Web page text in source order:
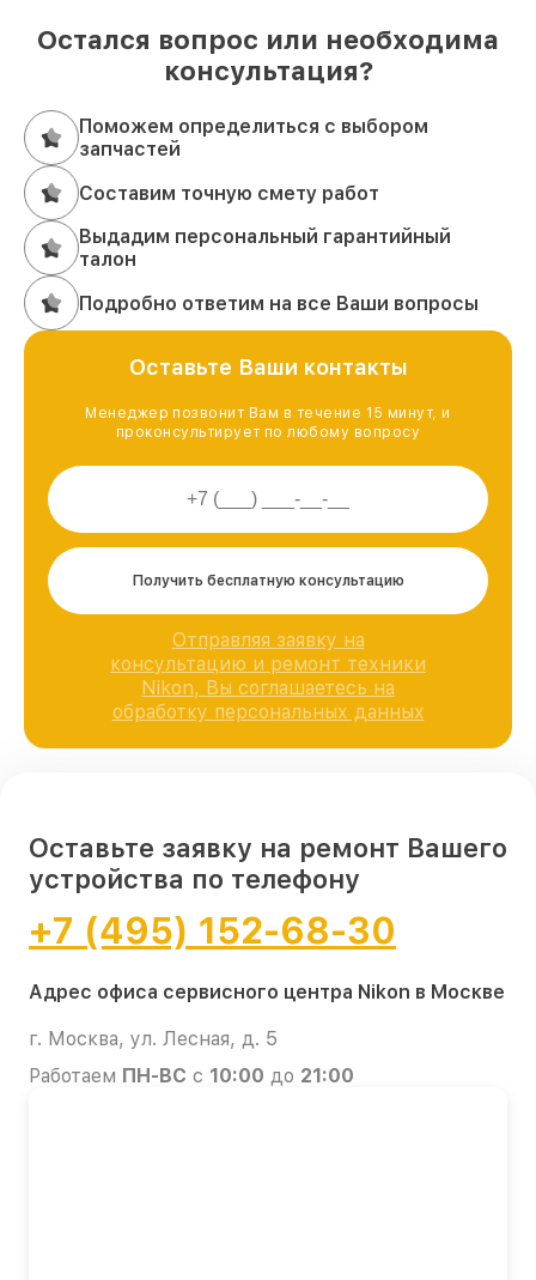
Остался вопрос или необходима
консультация?
Поможем определиться с выбором
запчастей
Составим точную смету работ
Выдадим персональный гарантийный
талон
Подробно ответим на все Ваши вопросы
Оставьте Ваши контакты
Менеджер позвонит Вам в течение 15 минут, и
проконсультирует по любому вопросу
Получить бесплатную консультацию
Отправляя заявку на
консультацию и ремонт техники
Nikon, Вы соглашаетесь на
обработку персональных данных
Оставьте заявку на ремонт Вашего
устройства по телефону
+7 (495) 152-68-30
Адрес офиса сервисного центра Nikon в Москве
г. Москва, ул. Лесная, д. 5
Работаем ПН-ВС с 10:00 до 21:00